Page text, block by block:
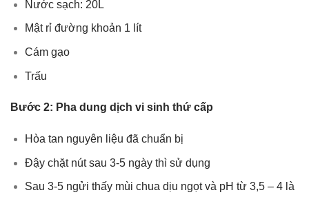
Nước sạch: 20L
Mật rỉ đường khoản 1 lít
Cám gạo
Trấu
Bước 2: Pha dung dịch vi sinh thứ cấp
Hòa tan nguyên liệu đã chuẩn bị
Đậy chặt nút sau 3-5 ngày thì sử dụng
Sau 3-5 ngửi thấy mùi chua dịu ngọt và pH từ 3,5 – 4 là